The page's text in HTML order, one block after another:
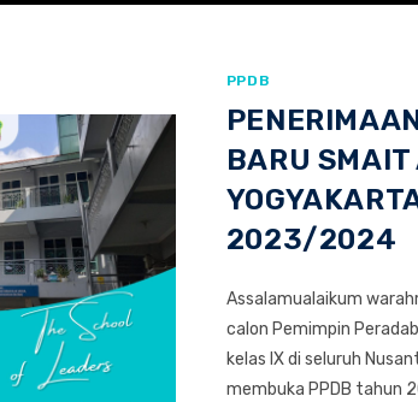
PPDB
BARU
2023/2024
Assalamualaikum
calon Pemimpin
kelas IX di seluruh
membuka PPDB tahun